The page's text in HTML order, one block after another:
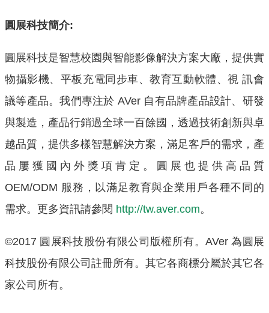
圓展科技簡介:
圓展科技是智慧校園與智能影像解決方案大廠，提供實
物攝影機、平板充電同步車、教育互動軟體、視 訊會
議等產品。我們專注於 AVer 自有品牌產品設計、研發
與製造，產品行銷過全球一百餘國，透過技術創新與卓
越品質，提供多樣智慧解決方案，滿足客戶的需求，產
品屢獲國內外獎項肯定。圓展也提供高品質
OEM/ODM 服務，以滿足教育與企業用戶各種不同的
需求。更多資訊請參閱 http://tw.aver.com。
©2017 圓展科技股份有限公司版權所有。AVer 為圓展
科技股份有限公司註冊所有。其它各商標分屬於其它各
家公司所有。